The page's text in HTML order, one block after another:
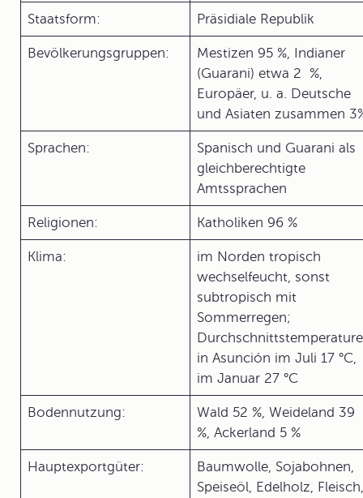
Staatsform: Präsidiale Republik
Bevölkerungsgruppen:
Mestizen 95 %, Indianer
(Guarani) etwa 2 %,
Europäer, u. a. Deutsche
und Asiaten zusammen
Sprachen:
Spanisch und Guarani als
gleichberechtigte
Amtssprachen
Religionen: Katholiken 96 %
Klima:
im Norden tropisch
wechselfeucht, sonst
subtropisch mit
Sommerregen;
in Asunción im Juli 17 °C,
im Januar 27 °C
Bodennutzung:
Wald 52 %, Weideland 39
%, Ackerland 5 %
Hauptexportgüter:
Baumwolle, Sojabohnen,
Speiseöl, Edelholz, Fleisch,